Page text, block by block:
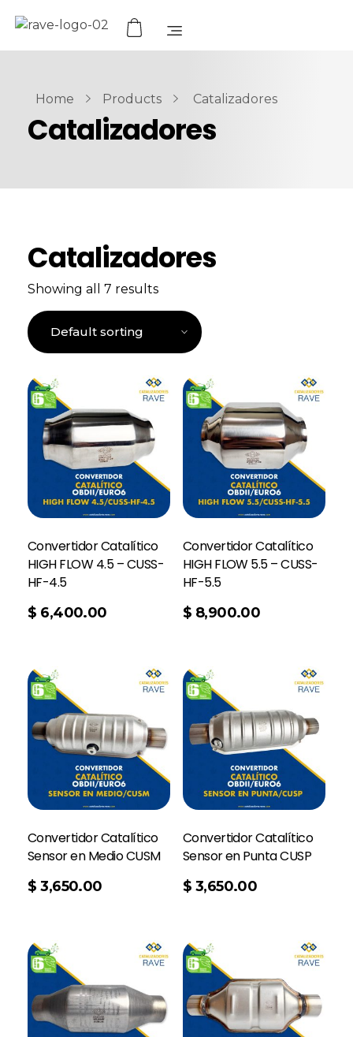
Home Products Catalizadores
Catalizadores
Catalizadores
Showing all 7 results
Convertidor Catalítico
HIGH FLOW 4.5 – CUSS-
HF-4.5
$ 6,400.00
Convertidor Catalítico
HIGH FLOW 5.5 – CUSS-
HF-5.5
$ 8,900.00
Add To Cart
Convertidor Catalítico
Sensor en Medio CUSM
$ 3,650.00
Convertidor Catalítico
Sensor en Punta CUSP
$ 3,650.00